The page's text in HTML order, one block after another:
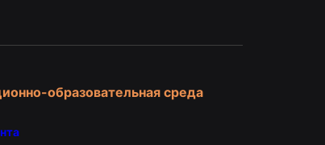
образовательная среда